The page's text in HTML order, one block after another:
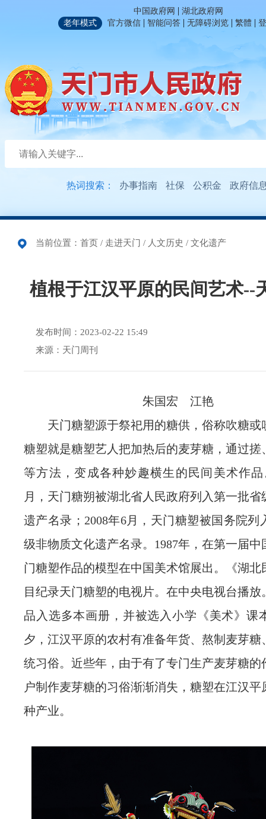
中国政府网 | 湖北政府网
老年模式
官方微信 | 智能问答 | 无障碍浏览 | 繁體 |
热词搜索： 办事指南 社保 公积金 政府信
当前位置： 首页 / 走进天门 / 人文历史 / 文化遗产
植根于江汉平原的民间艺术--
发布时间：2023-02-22 15:49
来源：天门周刊
朱国宏 江艳
天门糖塑源于祭祀用的糖供，俗称吹糖或
糖塑就是糖塑艺人把加热后的麦芽糖，通过搓
等方法，变成各种妙趣横生的民间美术作
月，天门糖朔被湖北省人民政府列入第一批省
遗产名录；2008年6月，天门糖塑被国务院列
级非物质文化遗产名录。1987年，在第一届中
门糖塑作品的模型在中国美术馆展出。《湖北
目纪录天门糖塑的电视片。在中央电视台播放
品入选多本画册，并被选入小学《美术》课
夕，江汉平原的农村有准备年货、熬制麦芽糖
统习俗。近些年，由于有了专门生产麦芽糖的
户制作麦芽糖的习俗渐渐消失，糖塑在江汉平
种产业。